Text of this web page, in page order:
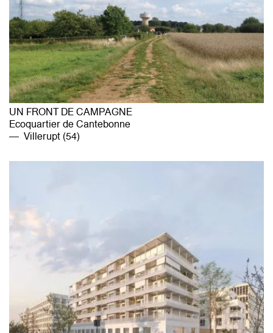
UN FRONT DE CAMPAGNE
Ecoquartier de Cantebonne
Villerupt (54)